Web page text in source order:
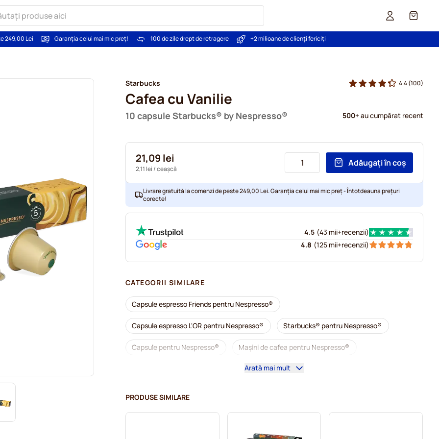
Coș
249,00 Lei Garanția celui mai mic preț! 100 de zile drept de retragere +2 milioane de clienți fericiți
Starbucks
Cafea cu Vanilie
10 capsule Starbucks® by Nespresso®
4.4(100)
500+ au cumpărat recent
21,09 lei
2,11 lei / ceașcă
Adăugați în coș
Livrare gratuită la comenzi de peste 249,00 Lei. Garanția celui mai mic preț - Întotdeauna prețuri
corecte!
4.5 (43 mii+recenzii)
4.8 (125 mii+recenzii)
CATEGORII SIMILARE
Capsule espresso Friends pentru Nespresso®
Capsule espresso L'OR pentru Nespresso® Starbucks® pentru Nespresso®
Capsule pentru Nespresso® Mașini de cafea pentru Nespresso®
Capsule cafea illy pentru Nespresso®
Accesorii pentru Nespresso® Suplimente pentru cafea pentru Nespresso®
Detartrare și întreținere pentru Nespresso®
Arată mai mult
PRODUSE SIMILARE